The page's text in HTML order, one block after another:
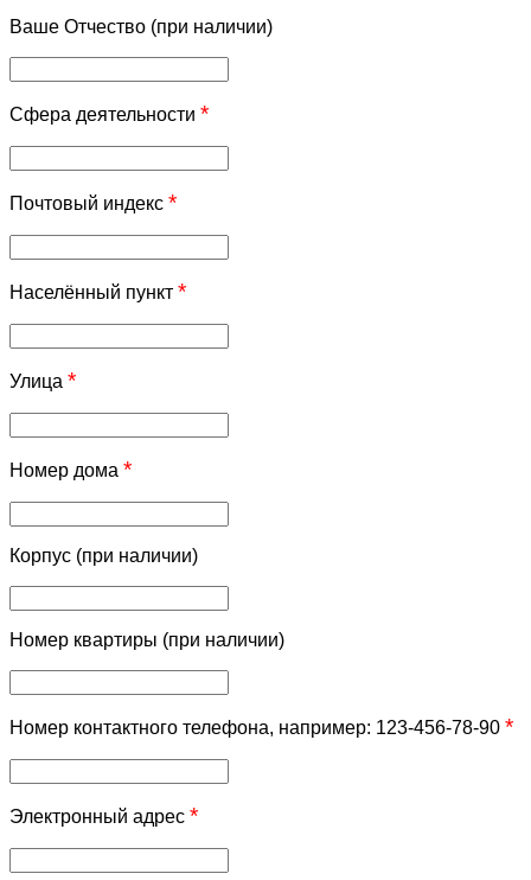
Ваше Отчество (при наличии)
Сфера деятельности *
Почтовый индекс *
Населённый пункт *
Улица *
Номер дома *
Корпус (при наличии)
Номер квартиры (при наличии)
Номер контактного телефона, например: 123-456-78-90 *
Электронный адрес *